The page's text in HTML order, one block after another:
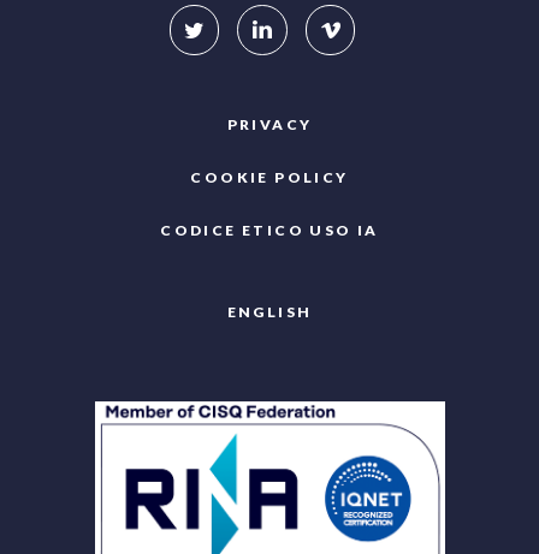
PRIVACY
COOKIE POLICY
CODICE ETICO USO IA
ENGLISH